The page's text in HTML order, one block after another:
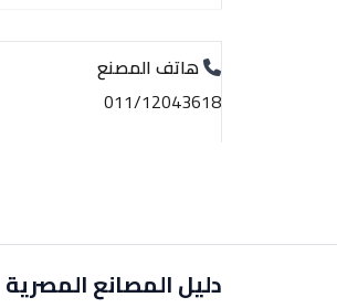
هاتف المصنع
011/12043618
دليل المصانع المصرية